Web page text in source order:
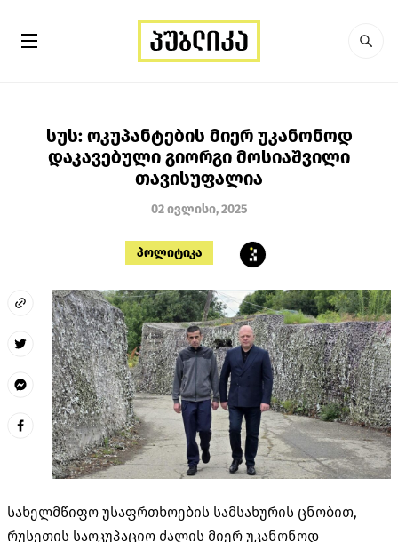
სუს: ოკუპანტების მიერ უკანონოდ
დაკავებული გიორგი მოსიაშვილი
თავისუფალია
02 ივლისი, 2025
პოლიტიკა
სახელმწიფო უსაფრთხოების სამსახურის ცნობით,
რუსეთის საოკუპაციო ძალის მიერ უკანონოდ